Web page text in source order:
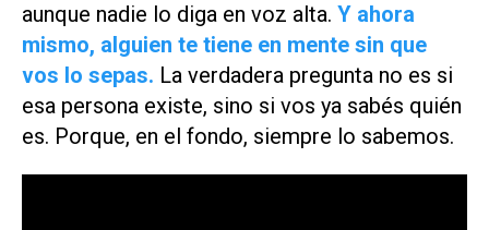
aunque nadie lo diga en voz alta. Y ahora
mismo, alguien te tiene en mente sin que
vos lo sepas. La verdadera pregunta no es si
esa persona existe, sino si vos ya sabés quién
es. Porque, en el fondo, siempre lo sabemos.